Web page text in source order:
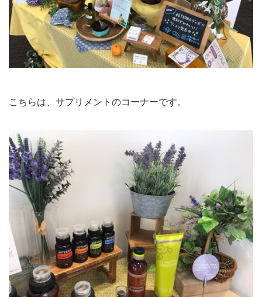
こちらは、サプリメントのコーナーです。